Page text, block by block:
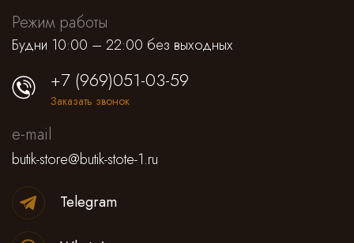
Режим работы
Будни 10:00 – 22:00 без выходных
+7 (969)051-03-59
Заказать звонок
e-mail
butik-store@butik-stote-1.ru
Telegram